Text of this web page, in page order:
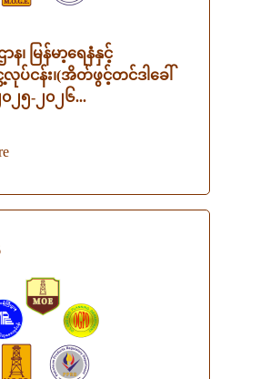
န၊ မြန်မာ့ရေနံနှင့်
ငန်း၊(အိတ်ဖွင့်တင်ဒါခေါ်
၀၂၅-၂၀၂၆...